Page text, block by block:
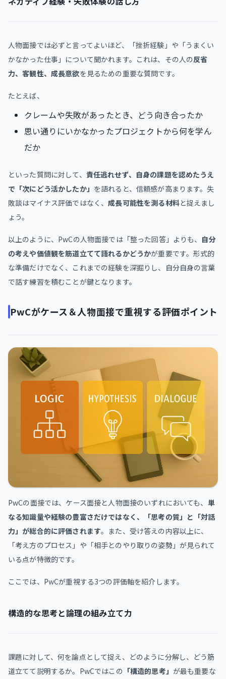
人物面接では必ずと言ってよいほど、「挫折経験」や「うまくい
かなかった仕事」について聞かれます。これは、その人の反省
力、客観性、成長意欲を見るための重要な質問です。
たとえば、
クレームや失敗があったとき、どう向き合ったか
思い通りにいかなかったプロジェクトから何を学ん
だか
といった質問に対して、 責任逃れせず、自身の課題を認めたうえ
で「次にどう活かしたか」 を語れると、信頼感が高まります。失
敗談はマイナス評価ではなく、成長可能性を測る材料と捉えまし
ょう。
以上のように、PwCの人物面接では「整った回答」よりも、 自分
の考えや価値観を筋道立てて語れるかどうかが重要です。形式的
な準備だけでなく、これまでの経験を深掘りし、自分自身の言葉
で話す練習を積むことが鍵となります。
PwCがケース＆人物面接で重視する評価ポイント
PwCの面接では、ケース面接と人物面接のいずれにおいても、 単
なる知識量や経験の豊富さだけではなく、「思考の質」と「対話
力」が総合的に評価されます。また、受け答えの内容以上に、
「考え方のプロセス」や「相手とのやり取りの姿勢」が見られて
いる点が特徴的です。
ここでは、PwCが重視する3つの評価軸を紹介します。
構造的な思考と論理の組み立て力
課題に対して、何を論点として捉え、どのように分解し、どう筋
道立てて説明するか。PwCではこの 「構造的思考」 が最も重要な